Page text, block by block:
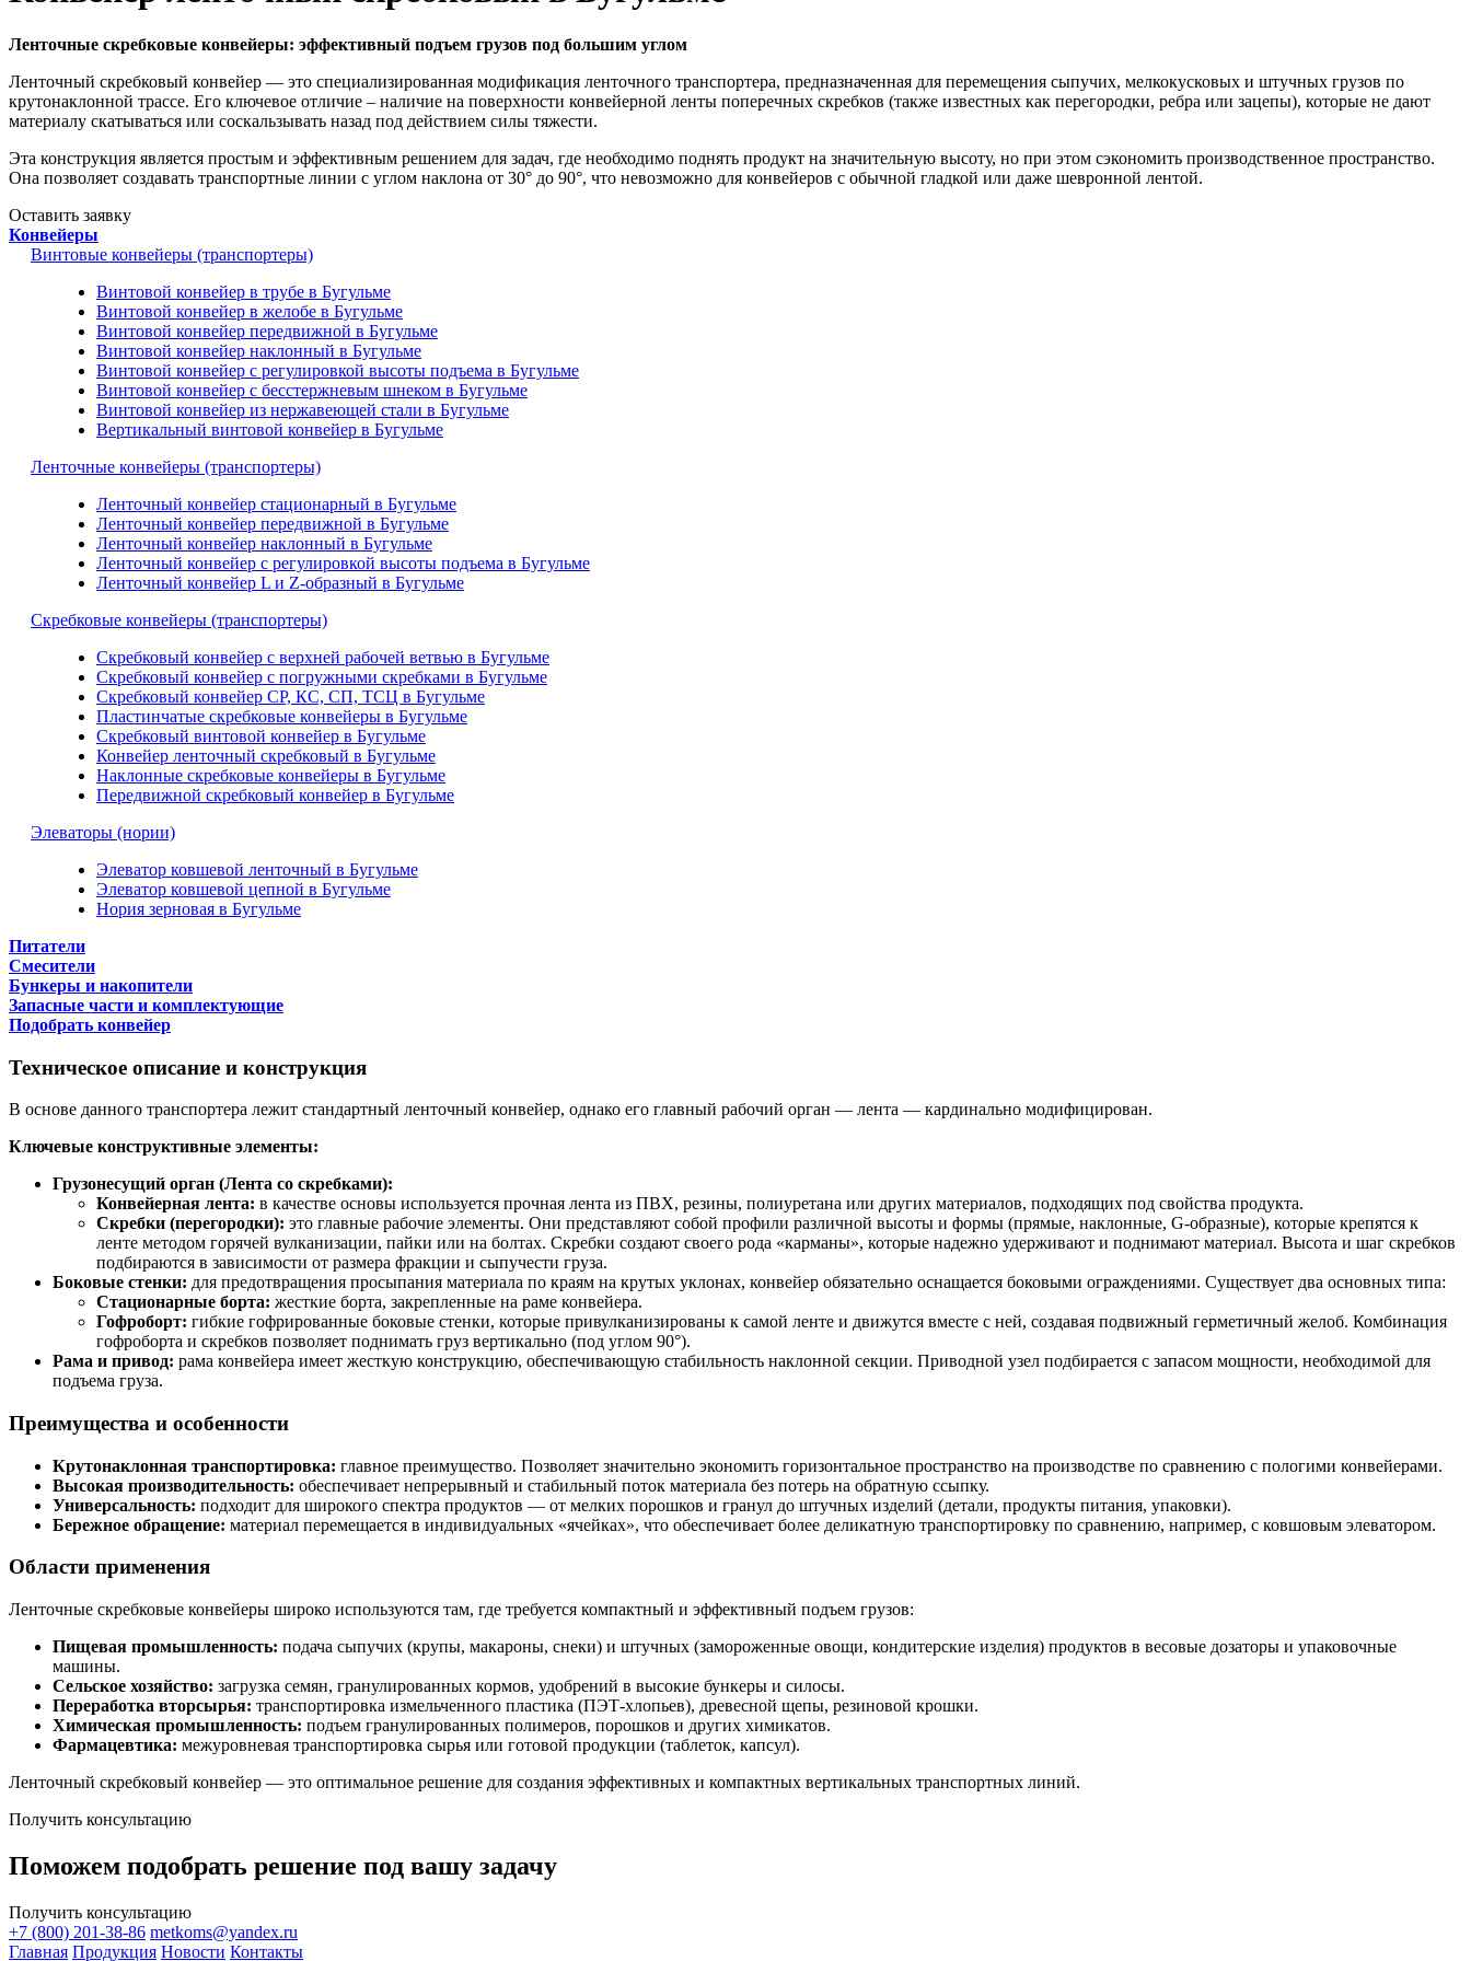
Ленточные скребковые конвейеры: эффективный подъем грузов под большим углом
Ленточный скребковый конвейер — это специализированная модификация ленточного транспортера, предназначенная для перемещения сыпучих, мелкокусковых и штучных грузов по
крутонаклонной трассе. Его ключевое отличие – наличие на поверхности конвейерной ленты поперечных скребков (также известных как перегородки, ребра или зацепы), которые не дают
материалу скатываться или соскальзывать назад под действием силы тяжести.
Эта конструкция является простым и эффективным решением для задач, где необходимо поднять продукт на значительную высоту, но при этом сэкономить производственное пространство.
Она позволяет создавать транспортные линии с углом наклона от 30° до 90°, что невозможно для конвейеров с обычной гладкой или даже шевронной лентой.
Оставить заявку
Конвейеры
Винтовые конвейеры (транспортеры)
Винтовой конвейер в трубе в Бугульме
Винтовой конвейер в желобе в Бугульме
Винтовой конвейер передвижной в Бугульме
Винтовой конвейер наклонный в Бугульме
Винтовой конвейер с регулировкой высоты подъема в Бугульме
Винтовой конвейер с бесстержневым шнеком в Бугульме
Винтовой конвейер из нержавеющей стали в Бугульме
Вертикальный винтовой конвейер в Бугульме
Ленточные конвейеры (транспортеры)
Ленточный конвейер стационарный в Бугульме
Ленточный конвейер передвижной в Бугульме
Ленточный конвейер наклонный в Бугульме
Ленточный конвейер с регулировкой высоты подъема в Бугульме
Ленточный конвейер L и Z-образный в Бугульме
Скребковые конвейеры (транспортеры)
Скребковый конвейер с верхней рабочей ветвью в Бугульме
Скребковый конвейер с погружными скребками в Бугульме
Скребковый конвейер СР, КС, СП, ТСЦ в Бугульме
Пластинчатые скребковые конвейеры в Бугульме
Скребковый винтовой конвейер в Бугульме
Конвейер ленточный скребковый в Бугульме
Наклонные скребковые конвейеры в Бугульме
Передвижной скребковый конвейер в Бугульме
Элеваторы (нории)
Элеватор ковшевой ленточный в Бугульме
Элеватор ковшевой цепной в Бугульме
Нория зерновая в Бугульме
Питатели
Смесители
Бункеры и накопители
Запасные части и комплектующие
Подобрать конвейер
Техническое описание и конструкция
В основе данного транспортера лежит стандартный ленточный конвейер, однако его главный рабочий орган — лента — кардинально модифицирован.
Ключевые конструктивные элементы:
Грузонесущий орган (Лента со скребками):
Конвейерная лента: в качестве основы используется прочная лента из ПВХ, резины, полиуретана или других материалов, подходящих под свойства продукта.
Скребки (перегородки): это главные рабочие элементы. Они представляют собой профили различной высоты и формы (прямые, наклонные, G-образные), которые крепятся к
ленте методом горячей вулканизации, пайки или на болтах. Скребки создают своего рода «карманы», которые надежно удерживают и поднимают материал. Высота и шаг скребков
подбираются в зависимости от размера фракции и сыпучести груза.
Боковые стенки: для предотвращения просыпания материала по краям на крутых уклонах, конвейер обязательно оснащается боковыми ограждениями. Существует два основных типа:
Стационарные борта: жесткие борта, закрепленные на раме конвейера.
Гофроборт: гибкие гофрированные боковые стенки, которые привулканизированы к самой ленте и движутся вместе с ней, создавая подвижный герметичный желоб. Комбинация
гофроборта и скребков позволяет поднимать груз вертикально (под углом 90°).
Рама и привод: рама конвейера имеет жесткую конструкцию, обеспечивающую стабильность наклонной секции. Приводной узел подбирается с запасом мощности, необходимой для
подъема груза.
Преимущества и особенности
Крутонаклонная транспортировка: главное преимущество. Позволяет значительно экономить горизонтальное пространство на производстве по сравнению с пологими конвейерами.
Высокая производительность: обеспечивает непрерывный и стабильный поток материала без потерь на обратную ссыпку.
Универсальность: подходит для широкого спектра продуктов — от мелких порошков и гранул до штучных изделий (детали, продукты питания, упаковки).
Бережное обращение: материал перемещается в индивидуальных «ячейках», что обеспечивает более деликатную транспортировку по сравнению, например, с ковшовым элеватором.
Области применения
Ленточные скребковые конвейеры широко используются там, где требуется компактный и эффективный подъем грузов:
Пищевая промышленность: подача сыпучих (крупы, макароны, снеки) и штучных (замороженные овощи, кондитерские изделия) продуктов в весовые дозаторы и упаковочные
машины.
Сельское хозяйство: загрузка семян, гранулированных кормов, удобрений в высокие бункеры и силосы.
Переработка вторсырья: транспортировка измельченного пластика (ПЭТ-хлопьев), древесной щепы, резиновой крошки.
Химическая промышленность: подъем гранулированных полимеров, порошков и других химикатов.
Фармацевтика: межуровневая транспортировка сырья или готовой продукции (таблеток, капсул).
Ленточный скребковый конвейер — это оптимальное решение для создания эффективных и компактных вертикальных транспортных линий.
Получить консультацию
Поможем подобрать решение под вашу задачу
Получить консультацию
+7 (800) 201-38-86 metkoms@yandex.ru
Главная Продукция Новости Контакты